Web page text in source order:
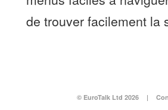
de trouver facilement la
© EuroTalk Ltd 2026 |